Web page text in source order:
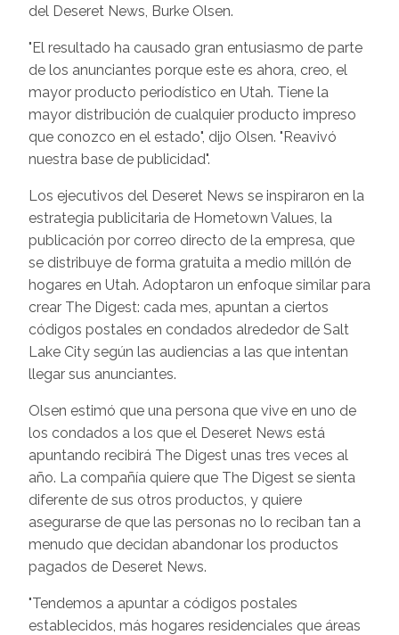
del Deseret News, Burke Olsen.
"El resultado ha causado gran entusiasmo de parte
de los anunciantes porque este es ahora, creo, el
mayor producto periodístico en Utah. Tiene la
mayor distribución de cualquier producto impreso
que conozco en el estado", dijo Olsen. "Reavivó
nuestra base de publicidad".
Los ejecutivos del Deseret News se inspiraron en la
estrategia publicitaria de Hometown Values, la
publicación por correo directo de la empresa, que
se distribuye de forma gratuita a medio millón de
hogares en Utah. Adoptaron un enfoque similar para
crear The Digest: cada mes, apuntan a ciertos
códigos postales en condados alrededor de Salt
Lake City según las audiencias a las que intentan
llegar sus anunciantes.
Olsen estimó que una persona que vive en uno de
los condados a los que el Deseret News está
apuntando recibirá The Digest unas tres veces al
año. La compañía quiere que The Digest se sienta
diferente de sus otros productos, y quiere
asegurarse de que las personas no lo reciban tan a
menudo que decidan abandonar los productos
pagados de Deseret News.
"Tendemos a apuntar a códigos postales
establecidos, más hogares residenciales que áreas